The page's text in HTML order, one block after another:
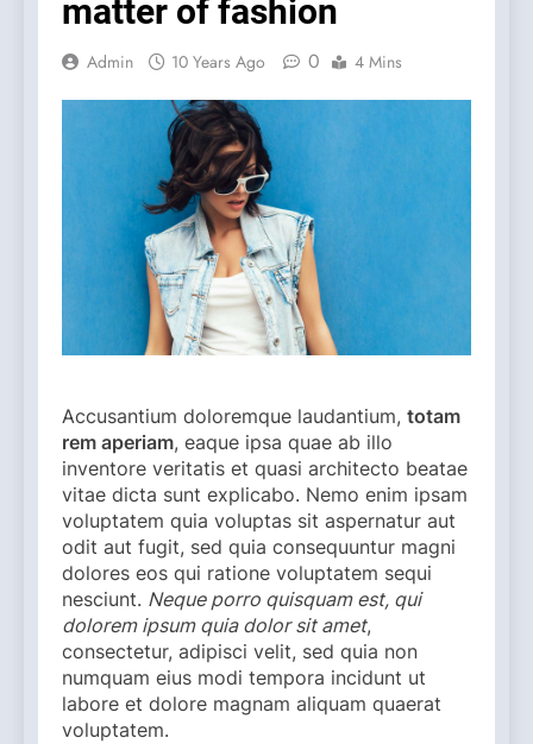
matter of fashion
Admin 10 Years Ago 0 4 Mins
Accusantium doloremque laudantium, totam
rem aperiam, eaque ipsa quae ab illo
inventore veritatis et quasi architecto beatae
vitae dicta sunt explicabo. Nemo enim ipsam
voluptatem quia voluptas sit aspernatur aut
odit aut fugit, sed quia consequuntur magni
dolores eos qui ratione voluptatem sequi
nesciunt. Neque porro quisquam est, qui
dolorem ipsum quia dolor sit amet,
consectetur, adipisci velit, sed quia non
numquam eius modi tempora incidunt ut
labore et dolore magnam aliquam quaerat
voluptatem.